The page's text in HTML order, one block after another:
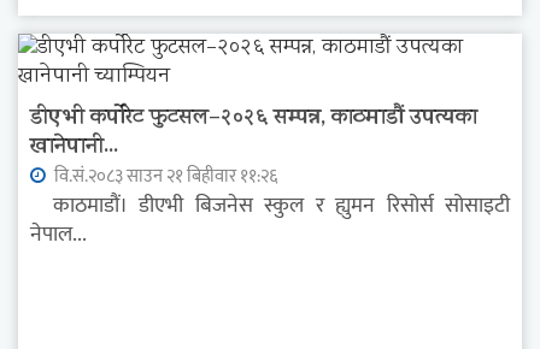
डीएभी कर्पोरेट फुटसल–२०२६ सम्पन्न, काठमाडौं उपत्यका
खानेपानी...
वि.सं.२०८३ साउन २१ बिहीवार ११:२६
काठमाडौं। डीएभी बिजनेस स्कुल र ह्युमन रिसोर्स सोसाइटी
नेपाल...